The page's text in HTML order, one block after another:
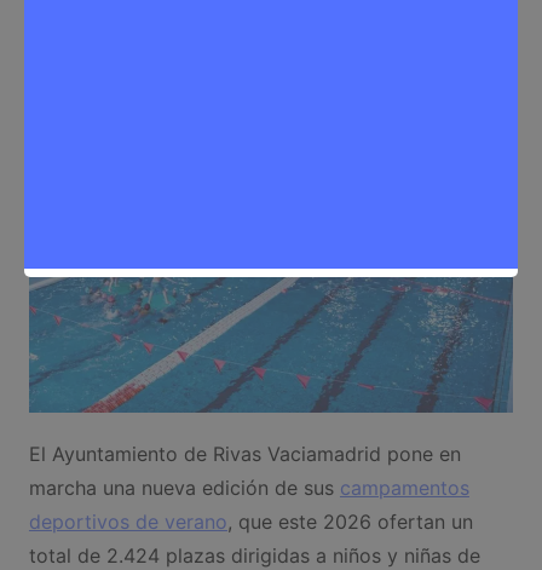
El Ayuntamiento de Rivas Vaciamadrid pone en
marcha una nueva edición de sus campamentos
deportivos de verano, que este 2026 ofertan un
total de 2.424 plazas dirigidas a niños y niñas de